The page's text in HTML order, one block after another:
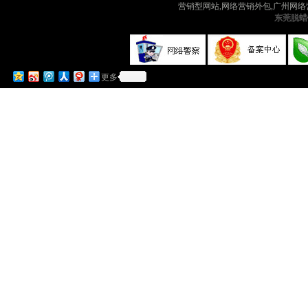
营销型网站,网络营销外包,广州网
东莞脱
更多